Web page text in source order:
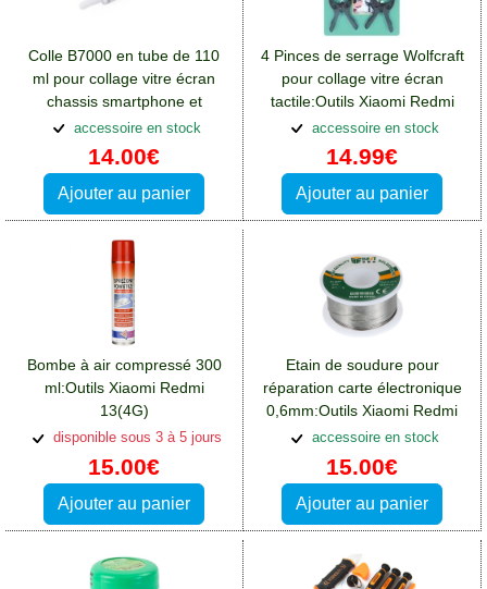
Colle B7000 en tube de 110
ml pour collage vitre écran
chassis smartphone et
tablette:Outils Xiaomi Redmi
13(4G)
accessoire en stock
14.00€
Ajouter au panier
4 Pinces de serrage Wolfcraft
pour collage vitre écran
tactile:Outils Xiaomi Redmi
13(4G)
accessoire en stock
14.99€
Ajouter au panier
Bombe à air compressé 300
ml:Outils Xiaomi Redmi
13(4G)
disponible sous 3 à 5 jours
15.00€
Ajouter au panier
Etain de soudure pour
réparation carte électronique
0,6mm:Outils Xiaomi Redmi
13(4G)
accessoire en stock
15.00€
Ajouter au panier